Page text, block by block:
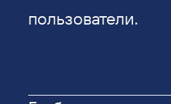
пользователи.